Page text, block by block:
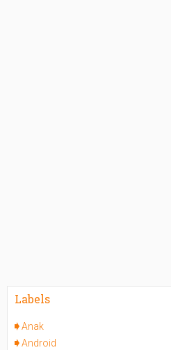
Labels
Anak
Android